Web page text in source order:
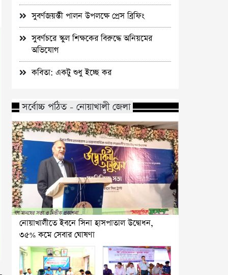
সুবর্ণজয়ন্তী পালন উপলক্ষে প্রেস ব্রিফিং
সুবর্ণচরে স্কুল শিক্ষকের বিরুদ্ধে অনিয়মের
অভিযোগ
কবিতা: একটু শুধু ইচ্ছে কর
সর্বোচ্চ পঠিত - নোয়াখালী জেলা
নোয়াখালীতে ইবনে সিনা হাসপাতাল উদ্বোধন,
৩৫% কমে সেবার ঘোষণা